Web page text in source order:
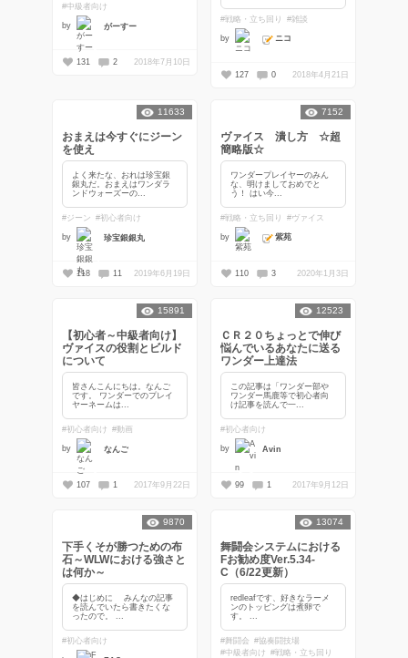
#中級者向け
by がーすー
131 2 2018年7月10日
#戦略・立ち回り #雑談
by ニコ
127 0 2018年4月21日
おまえは今すぐにジーン
を使え
よく来たな、おれは珍宝銀
銀丸だ。おまえはワンダラ
ンドウォーズーの...
#ジーン #初心者向け
by 珍宝銀銀丸
11633
118 11 2019年6月19日
ヴァイス 潰し方 ☆超
簡略版☆
ワンダープレイヤーのみん
な、明けましておめでと
う！ はい今...
#戦略・立ち回り #ヴァイス
by 紫苑
7152
110 3 2020年1月3日
【初心者～中級者向け】
ヴァイスの役割とビルド
について
皆さんこんにちは。なんご
です。 ワンダーでのプレイ
ヤーネームは...
#初心者向け #動画
by なんご
15891
107 1 2017年9月22日
ＣＲ２０ちょっとで伸び
悩んでいるあなたに送る
ワンダー上達法
この記事は「ワンダー部や
ワンダー馬鹿等で初心者向
け記事を読んで一...
#初心者向け
by Avin
12523
99 1 2017年9月12日
下手くそが勝つための布
石～WLWにおける強さと
は何か～
◆はじめに みんなの記事
を読んでいたら書きたくな
ったので。 ...
#初心者向け
9870
舞闘会システムにおける
Fお勧め度Ver.5.34-
C（6/22更新）
redleafです、好きなラーメ
ンのトッピングは煮卵で
す。 ...
#舞闘会 #協奏闘技場
#中級者向け #戦略・立ち回り
13074